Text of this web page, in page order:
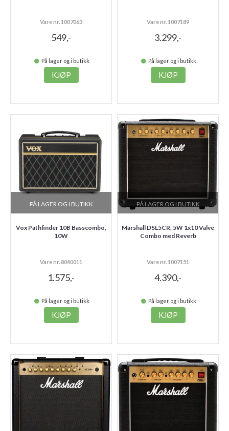
Vare nr. 1007063
549,-
På lager og i butikk
KJØP
Vare nr. 1007189
3.299,-
På lager og i butikk
KJØP
PÅ LAGER OG I BUTIKK
Vox Pathfinder 10B Basscombo,
10W
Vare nr. 8040011
1.575,-
På lager og i butikk
KJØP
PÅ LAGER OG I BUTIKK
Marshall DSL5CR, 5W 1x10 Valve
Combo med Reverb
Vare nr. 1007151
4.390,-
På lager og i butikk
KJØP